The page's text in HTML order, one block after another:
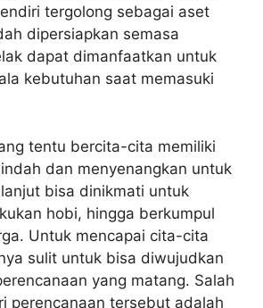
tergolong sebagai aset
dipersiapkan semasa
dapat dimanfaatkan untuk
kebutuhan saat memasuki
tentu bercita-cita memiliki
dan menyenangkan untuk
bisa dinikmati untuk
hobi, hingga berkumpul
Untuk mencapai cita-cita
sulit untuk bisa diwujudkan
yang matang. Salah
perencanaan tersebut adalah